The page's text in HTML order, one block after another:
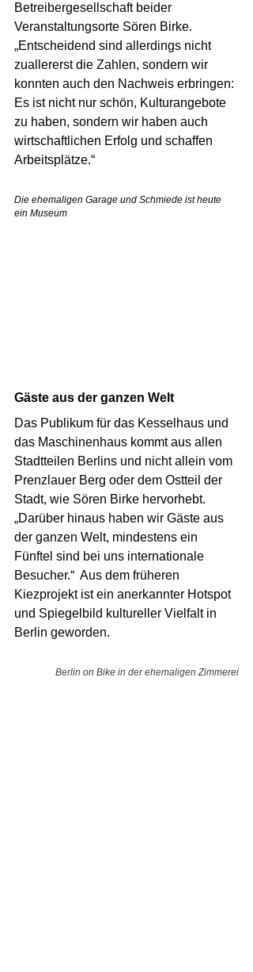
Betreibergesellschaft beider
Veranstaltungsorte Sören Birke.
„Entscheidend sind allerdings nicht
zuallererst die Zahlen, sondern wir
konnten auch den Nachweis erbringen:
Es ist nicht nur schön, Kulturangebote
zu haben, sondern wir haben auch
wirtschaftlichen Erfolg und schaffen
Arbeitsplätze.“
Die ehemaligen Garage und Schmiede ist heute
ein Museum
Gäste aus der ganzen Welt
Das Publikum für das Kesselhaus und
das Maschinenhaus kommt aus allen
Stadtteilen Berlins und nicht allein vom
Prenzlauer Berg oder dem Ostteil der
Stadt, wie Sören Birke hervorhebt.
„Darüber hinaus haben wir Gäste aus
der ganzen Welt, mindestens ein
Fünftel sind bei uns internationale
Besucher.“  Aus dem früheren
Kiezprojekt ist ein anerkannter Hotspot
und Spiegelbild kultureller Vielfalt in
Berlin geworden.
Berlin on Bike in der ehemaligen Zimmerei